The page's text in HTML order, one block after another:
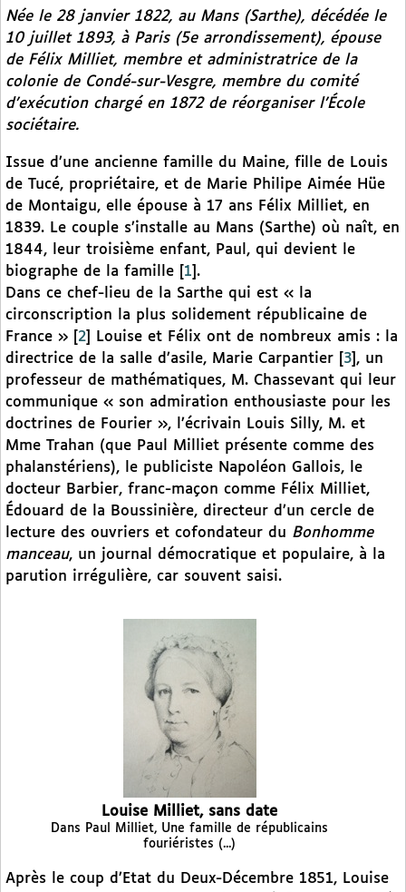
Née le 28 janvier 1822, au Mans (Sarthe), décédée le
10 juillet 1893, à Paris (5e arrondissement), épouse
de Félix Milliet, membre et administratrice de la
colonie de Condé-sur-Vesgre, membre du comité
d’exécution chargé en 1872 de réorganiser l’École
sociétaire.
Issue d’une ancienne famille du Maine, fille de Louis
de Tucé, propriétaire, et de Marie Philipe Aimée Hüe
de Montaigu, elle épouse à 17 ans Félix Milliet, en
1839. Le couple s’installe au Mans (Sarthe) où naît, en
1844, leur troisième enfant, Paul, qui devient le
biographe de la famille
1 .
Dans ce chef-lieu de la Sarthe qui est « la
circonscription la plus solidement républicaine de
France »
2
Louise et Félix ont de nombreux amis : la
directrice de la salle d’asile, Marie Carpantier
3 , un
professeur de mathématiques, M. Chassevant qui leur
communique « son admiration enthousiaste pour les
doctrines de Fourier », l’écrivain Louis Silly, M. et
Mme Trahan (que Paul Milliet présente comme des
phalanstériens), le publiciste Napoléon Gallois, le
docteur Barbier, franc-maçon comme Félix Milliet,
Édouard de la Boussinière, directeur d’un cercle de
lecture des ouvriers et cofondateur du Bonhomme
manceau, un journal démocratique et populaire, à la
parution irrégulière, car souvent saisi.
Louise Milliet, sans date
Dans Paul Milliet, Une famille de républicains
fouriéristes (...)
Après le coup d’Etat du Deux-Décembre 1851, Louise